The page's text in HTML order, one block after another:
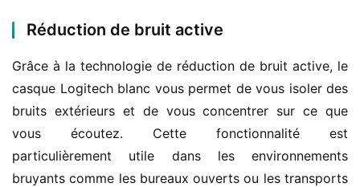
Réduction de bruit active
Grâce à la technologie de réduction de bruit active, le
casque Logitech blanc vous permet de vous isoler des
bruits extérieurs et de vous concentrer sur ce que
vous écoutez. Cette fonctionnalité est
particulièrement utile dans les environnements
bruyants comme les bureaux ouverts ou les transports